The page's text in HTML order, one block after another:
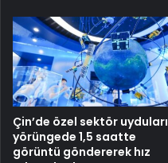
Çin’de özel sektör uyduları
yörüngede 1,5 saatte
görüntü göndererek hız